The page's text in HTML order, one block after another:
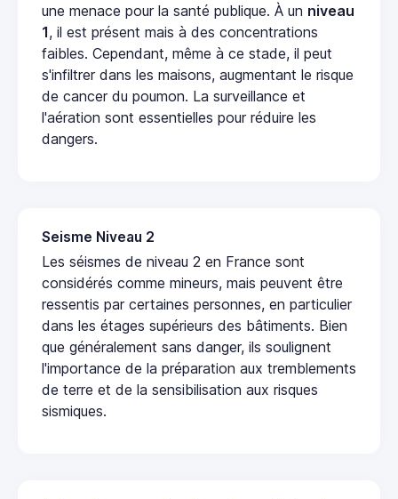
une menace pour la santé publique. À un niveau
1, il est présent mais à des concentrations
faibles. Cependant, même à ce stade, il peut
s'infiltrer dans les maisons, augmentant le risque
de cancer du poumon. La surveillance et
l'aération sont essentielles pour réduire les
dangers.
Seisme Niveau 2
Les séismes de niveau 2 en France sont
considérés comme mineurs, mais peuvent être
ressentis par certaines personnes, en particulier
dans les étages supérieurs des bâtiments. Bien
que généralement sans danger, ils soulignent
l'importance de la préparation aux tremblements
de terre et de la sensibilisation aux risques
sismiques.